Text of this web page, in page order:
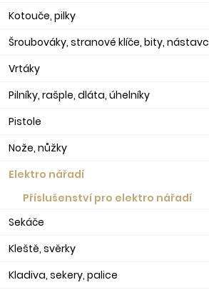
Kotouče, pilky
Šroubováky, stranové klíče, bity,
Vrtáky
Pilníky, rašple, dláta, úhelníky
Pistole
Nože, nůžky
Elektro nářadí
Příslušenství pro elektro nářadí
Sekáče
Kleště, svěrky
Kladiva, sekery, palice